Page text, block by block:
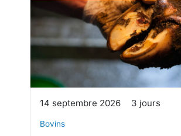
14 septembre 2026 3 jours
Bovins